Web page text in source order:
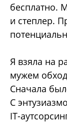
бесплатно.
и степлер.
Я взяла на
мужем
Сначала
С
IT-